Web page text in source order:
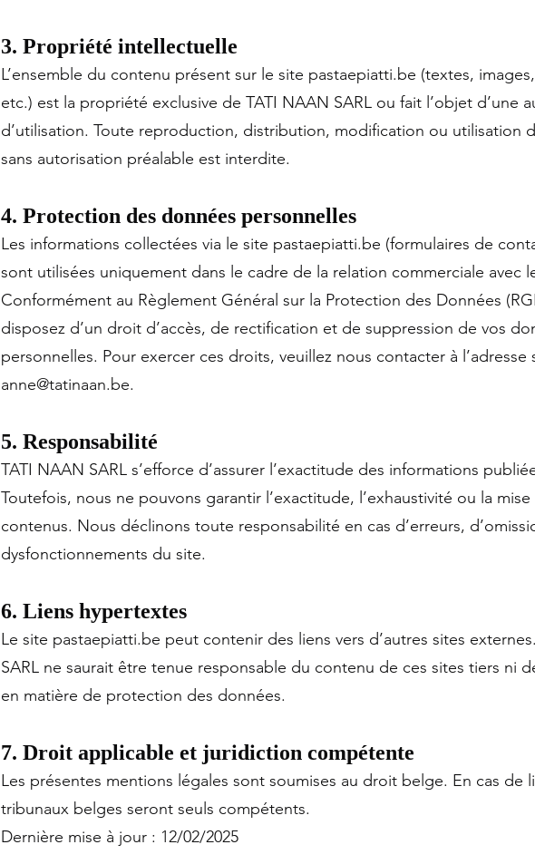
3. Propriété intellectuelle
L’ensemble du contenu présent sur le site pastaepiatti.be (textes,
etc.) est la propriété exclusive de TATI NAAN SARL ou fait l’objet d’une
d’utilisation. Toute reproduction, distribution, modification ou utilisation
sans autorisation préalable est interdite.
4. Protection des données personnelles
Les informations collectées via le site pastaepiatti.be (formulaires de
sont utilisées uniquement dans le cadre de la relation commerciale avec
Conformément au Règlement Général sur la Protection des Données
disposez d’un droit d’accès, de rectification et de suppression de vos
personnelles. Pour exercer ces droits, veuillez nous contacter à l’adresse
anne@tatinaan.be.
5. Responsabilité
TATI NAAN SARL s’efforce d’assurer l’exactitude des informations
Toutefois, nous ne pouvons garantir l’exactitude, l’exhaustivité ou la
contenus. Nous déclinons toute responsabilité en cas d’erreurs,
dysfonctionnements du site.
6. Liens hypertextes
Le site pastaepiatti.be peut contenir des liens vers d’autres sites
SARL ne saurait être tenue responsable du contenu de ces sites tiers ni
en matière de protection des données.
7. Droit applicable et juridiction compétente
Les présentes mentions légales sont soumises au droit belge. En cas de
tribunaux belges seront seuls compétents.
Dernière mise à jour : 12/02/2025